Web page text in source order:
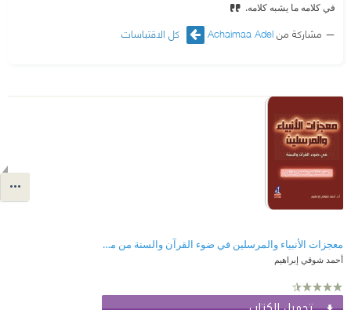
في كلامه ما يشبه كلامه.
مشاركة منAchaimaa Adel كل الاقتباسات
معجزات الأنبياء والمرسلين في ضوء القرآن والسنة من منظور علمي بحثي
أحمد شوقي إبراهيم